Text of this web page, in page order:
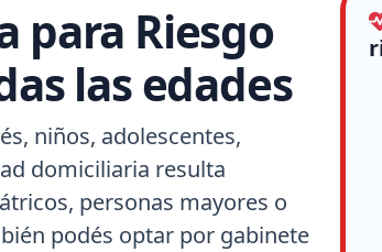
para Riesgo
las edades
niños, adolescentes,
domiciliaria resulta
personas mayores o
podés optar por gabinete